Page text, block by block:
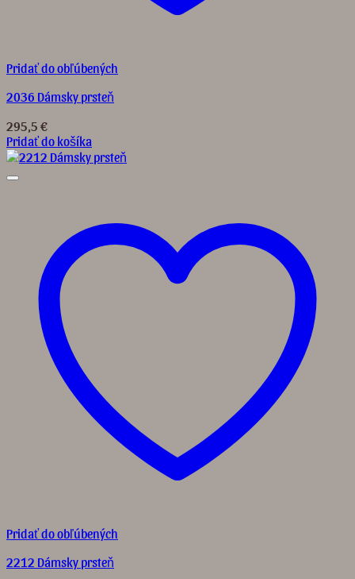
Pridať do obľúbených
2036 Dámsky prsteň
295,5 €
Pridať do košíka
Pridať do obľúbených
2212 Dámsky prsteň